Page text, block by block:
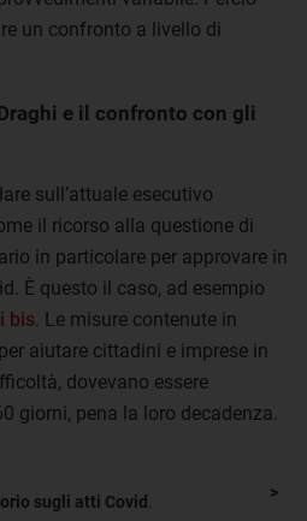
un confronto a livello di
e il confronto con gli
sull’attuale esecutivo
il ricorso alla questione di
in particolare per approvare in
È questo il caso, ad esempio
bis . Le misure contenute in
aiutare cittadini e imprese in
dovevano essere
giorni, pena la loro decadenza.
sugli atti Covid